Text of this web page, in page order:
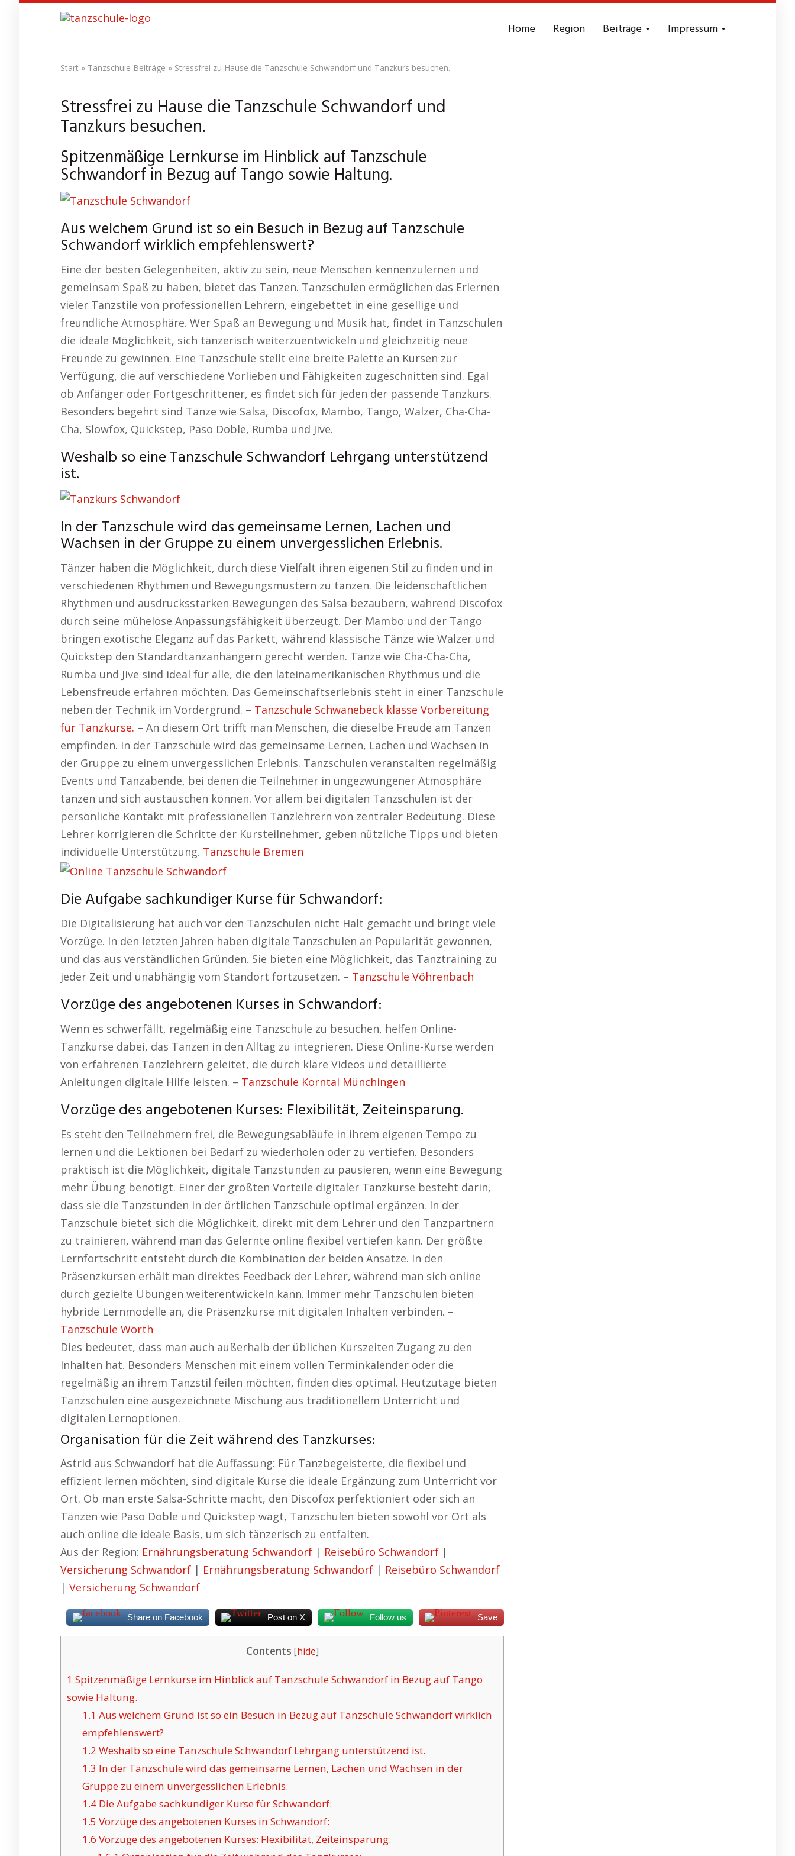
Home Region Beiträge Impressum
Start » Tanzschule Beiträge » Stressfrei zu Hause die Tanzschule Schwandorf und Tanzkurs besuchen.
Stressfrei zu Hause die Tanzschule Schwandorf und
Tanzkurs besuchen.
Spitzenmäßige Lernkurse im Hinblick auf Tanzschule
Schwandorf in Bezug auf Tango sowie Haltung.
Aus welchem Grund ist so ein Besuch in Bezug auf Tanzschule
Schwandorf wirklich empfehlenswert?
Eine der besten Gelegenheiten, aktiv zu sein, neue Menschen kennenzulernen und
gemeinsam Spaß zu haben, bietet das Tanzen. Tanzschulen ermöglichen das Erlernen
vieler Tanzstile von professionellen Lehrern, eingebettet in eine gesellige und
freundliche Atmosphäre. Wer Spaß an Bewegung und Musik hat, findet in Tanzschulen
die ideale Möglichkeit, sich tänzerisch weiterzuentwickeln und gleichzeitig neue
Freunde zu gewinnen. Eine Tanzschule stellt eine breite Palette an Kursen zur
Verfügung, die auf verschiedene Vorlieben und Fähigkeiten zugeschnitten sind. Egal
ob Anfänger oder Fortgeschrittener, es findet sich für jeden der passende Tanzkurs.
Besonders begehrt sind Tänze wie Salsa, Discofox, Mambo, Tango, Walzer, Cha-Cha-
Cha, Slowfox, Quickstep, Paso Doble, Rumba und Jive.
Weshalb so eine Tanzschule Schwandorf Lehrgang unterstützend
ist.
In der Tanzschule wird das gemeinsame Lernen, Lachen und
Wachsen in der Gruppe zu einem unvergesslichen Erlebnis.
Tänzer haben die Möglichkeit, durch diese Vielfalt ihren eigenen Stil zu finden und in
verschiedenen Rhythmen und Bewegungsmustern zu tanzen. Die leidenschaftlichen
Rhythmen und ausdrucksstarken Bewegungen des Salsa bezaubern, während Discofox
durch seine mühelose Anpassungsfähigkeit überzeugt. Der Mambo und der Tango
bringen exotische Eleganz auf das Parkett, während klassische Tänze wie Walzer und
Quickstep den Standardtanzanhängern gerecht werden. Tänze wie Cha-Cha-Cha,
Rumba und Jive sind ideal für alle, die den lateinamerikanischen Rhythmus und die
Lebensfreude erfahren möchten. Das Gemeinschaftserlebnis steht in einer Tanzschule
neben der Technik im Vordergrund. – Tanzschule Schwanebeck klasse Vorbereitung
für Tanzkurse. – An diesem Ort trifft man Menschen, die dieselbe Freude am Tanzen
empfinden. In der Tanzschule wird das gemeinsame Lernen, Lachen und Wachsen in
der Gruppe zu einem unvergesslichen Erlebnis. Tanzschulen veranstalten regelmäßig
Events und Tanzabende, bei denen die Teilnehmer in ungezwungener Atmosphäre
tanzen und sich austauschen können. Vor allem bei digitalen Tanzschulen ist der
persönliche Kontakt mit professionellen Tanzlehrern von zentraler Bedeutung. Diese
Lehrer korrigieren die Schritte der Kursteilnehmer, geben nützliche Tipps und bieten
individuelle Unterstützung. Tanzschule Bremen
Die Aufgabe sachkundiger Kurse für Schwandorf:
Die Digitalisierung hat auch vor den Tanzschulen nicht Halt gemacht und bringt viele
Vorzüge. In den letzten Jahren haben digitale Tanzschulen an Popularität gewonnen,
und das aus verständlichen Gründen. Sie bieten eine Möglichkeit, das Tanztraining zu
jeder Zeit und unabhängig vom Standort fortzusetzen. – Tanzschule Vöhrenbach
Vorzüge des angebotenen Kurses in Schwandorf:
Wenn es schwerfällt, regelmäßig eine Tanzschule zu besuchen, helfen Online-
Tanzkurse dabei, das Tanzen in den Alltag zu integrieren. Diese Online-Kurse werden
von erfahrenen Tanzlehrern geleitet, die durch klare Videos und detaillierte
Anleitungen digitale Hilfe leisten. – Tanzschule Korntal Münchingen
Vorzüge des angebotenen Kurses: Flexibilität, Zeiteinsparung.
Es steht den Teilnehmern frei, die Bewegungsabläufe in ihrem eigenen Tempo zu
lernen und die Lektionen bei Bedarf zu wiederholen oder zu vertiefen. Besonders
praktisch ist die Möglichkeit, digitale Tanzstunden zu pausieren, wenn eine Bewegung
mehr Übung benötigt. Einer der größten Vorteile digitaler Tanzkurse besteht darin,
dass sie die Tanzstunden in der örtlichen Tanzschule optimal ergänzen. In der
Tanzschule bietet sich die Möglichkeit, direkt mit dem Lehrer und den Tanzpartnern
zu trainieren, während man das Gelernte online flexibel vertiefen kann. Der größte
Lernfortschritt entsteht durch die Kombination der beiden Ansätze. In den
Präsenzkursen erhält man direktes Feedback der Lehrer, während man sich online
durch gezielte Übungen weiterentwickeln kann. Immer mehr Tanzschulen bieten
hybride Lernmodelle an, die Präsenzkurse mit digitalen Inhalten verbinden. –
Tanzschule Wörth
Dies bedeutet, dass man auch außerhalb der üblichen Kurszeiten Zugang zu den
Inhalten hat. Besonders Menschen mit einem vollen Terminkalender oder die
regelmäßig an ihrem Tanzstil feilen möchten, finden dies optimal. Heutzutage bieten
Tanzschulen eine ausgezeichnete Mischung aus traditionellem Unterricht und
digitalen Lernoptionen.
Organisation für die Zeit während des Tanzkurses:
Astrid aus Schwandorf hat die Auffassung: Für Tanzbegeisterte, die flexibel und
effizient lernen möchten, sind digitale Kurse die ideale Ergänzung zum Unterricht vor
Ort. Ob man erste Salsa-Schritte macht, den Discofox perfektioniert oder sich an
Tänzen wie Paso Doble und Quickstep wagt, Tanzschulen bieten sowohl vor Ort als
auch online die ideale Basis, um sich tänzerisch zu entfalten.
Aus der Region: Ernährungsberatung Schwandorf | Reisebüro Schwandorf |
Versicherung Schwandorf | Ernährungsberatung Schwandorf | Reisebüro Schwandorf
| Versicherung Schwandorf
Share on Facebook Post on X Follow us Save
Contents [hide]
1 Spitzenmäßige Lernkurse im Hinblick auf Tanzschule Schwandorf in Bezug auf Tango
sowie Haltung.
1.1 Aus welchem Grund ist so ein Besuch in Bezug auf Tanzschule Schwandorf wirklich
empfehlenswert?
1.2 Weshalb so eine Tanzschule Schwandorf Lehrgang unterstützend ist.
1.3 In der Tanzschule wird das gemeinsame Lernen, Lachen und Wachsen in der
Gruppe zu einem unvergesslichen Erlebnis.
1.4Die Aufgabe sachkundiger Kurse für Schwandorf:
1.5 Vorzüge des angebotenen Kurses in Schwandorf:
1.6 Vorzüge des angebotenen Kurses: Flexibilität, Zeiteinsparung.